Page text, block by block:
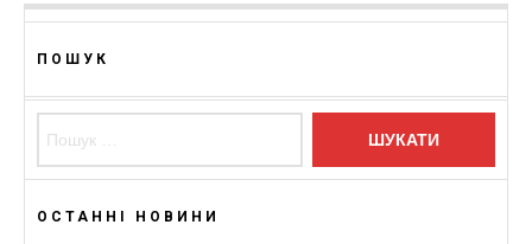
ПОШУК
ОСТАННІ НОВИНИ